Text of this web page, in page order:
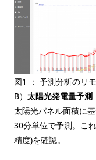
図1 ： 予測分析のリ
B） 太陽光発電量予測
太陽光パネル面積に
30分単位で予測。こ
精度)を確認。